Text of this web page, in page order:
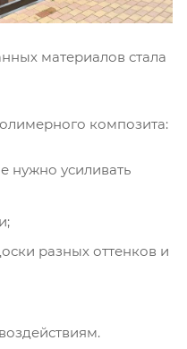
материалов стала
композита:
нужно усиливать
разных оттенков и